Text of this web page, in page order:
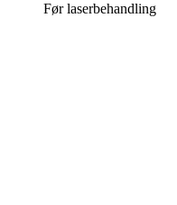
Før laserbehandling